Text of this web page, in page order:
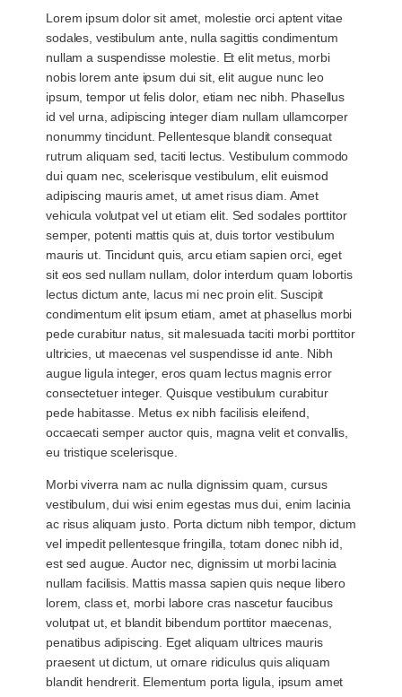
Lorem ipsum dolor sit amet, molestie orci aptent vitae
sodales, vestibulum ante, nulla sagittis condimentum
nullam a suspendisse molestie. Et elit metus, morbi
nobis lorem ante ipsum dui sit, elit augue nunc leo
ipsum, tempor ut felis dolor, etiam nec nibh. Phasellus
id vel urna, adipiscing integer diam nullam ullamcorper
nonummy tincidunt. Pellentesque blandit consequat
rutrum aliquam sed, taciti lectus. Vestibulum commodo
dui quam nec, scelerisque vestibulum, elit euismod
adipiscing mauris amet, ut amet risus diam. Amet
vehicula volutpat vel ut etiam elit. Sed sodales porttitor
semper, potenti mattis quis at, duis tortor vestibulum
mauris ut. Tincidunt quis, arcu etiam sapien orci, eget
sit eos sed nullam nullam, dolor interdum quam lobortis
lectus dictum ante, lacus mi nec proin elit. Suscipit
condimentum elit ipsum etiam, amet at phasellus morbi
pede curabitur natus, sit malesuada taciti morbi porttitor
ultricies, ut maecenas vel suspendisse id ante. Nibh
augue ligula integer, eros quam lectus magnis error
consectetuer integer. Quisque vestibulum curabitur
pede habitasse. Metus ex nibh facilisis eleifend,
occaecati semper auctor quis, magna velit et convallis,
eu tristique scelerisque.
Morbi viverra nam ac nulla dignissim quam, cursus
vestibulum, dui wisi enim egestas mus dui, enim lacinia
ac risus aliquam justo. Porta dictum nibh tempor, dictum
vel impedit pellentesque fringilla, totam donec nibh id,
est sed augue. Auctor nec, dignissim ut morbi lacinia
nullam facilisis. Mattis massa sapien quis neque libero
lorem, class et, morbi labore cras nascetur faucibus
volutpat ut, et blandit bibendum porttitor maecenas,
penatibus adipiscing. Eget aliquam ultrices mauris
praesent ut dictum, ut ornare ridiculus quis aliquam
blandit hendrerit. Elementum porta ligula, ipsum amet